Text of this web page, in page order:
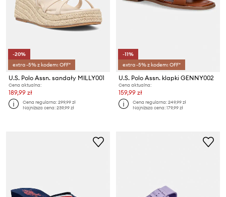
-20%
extra -5% z kodem: OFF*
U.S. Polo Assn. sandały MILLY001
Cena aktualna:
189,99 zł
Cena regularna:299,99 zł
Najniższa cena:239,99 zł
-11%
extra -5% z kodem: OFF*
U.S. Polo Assn. klapki GENNY002
Cena aktualna:
159,99 zł
Cena regularna:249,99 zł
Najniższa cena:179,99 zł